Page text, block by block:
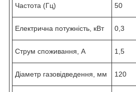
Частота (Гц) 50
Електрична потужність, кВт 0,3
Струм споживання, А 1,5
Діаметр газовідведення, мм 120